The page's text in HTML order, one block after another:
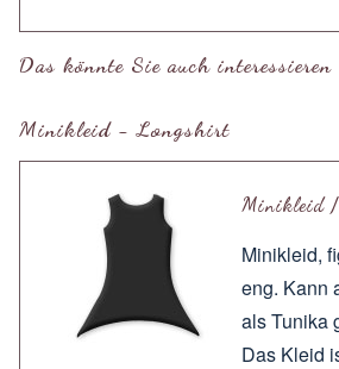
Das könnte Sie auch interessieren
Minikleid - Longshirt
Minikleid
Minikleid,
eng. Kann
als Tunika
Das Kleid